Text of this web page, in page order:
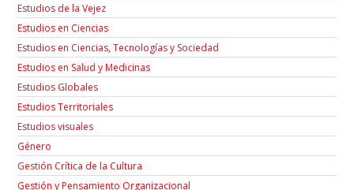
Estudios de la Vejez
Estudios en Ciencias
Estudios en Ciencias, Tecnologías y Sociedad
Estudios en Salud y Medicinas
Estudios Globales
Estudios Territoriales
Estudios visuales
Género
Gestión Crítica de la Cultura
Gestión y Pensamiento Organizacional